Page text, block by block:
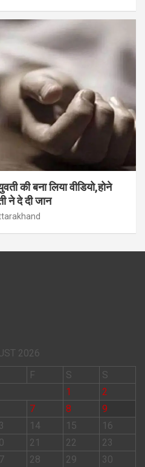
की बना लिया वीडियो,होने
ने दे दी जान
2026
F S
S
1
2
7 8
9
14 15
16
21 22
23
28 29
30